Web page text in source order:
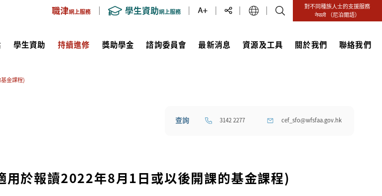
職津網上服務 學生資助網上服務
對不同種族人士的支援服務
नेपाली（尼泊爾語）
學生資助 持續進修 獎助學金 諮詢委員會 最新消息 資源及工具 關於我們 聯絡我們
金課程)
查詢 3142 2277 cef_sfo@wfsfaa.gov.hk
用於報讀2022年8月1日或以後開課的基金課程)